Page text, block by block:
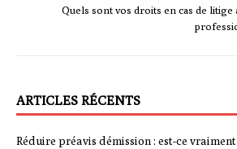
Quels sont vos droits en cas de litige
ARTICLES RÉCENTS
Réduire préavis démission : est-ce